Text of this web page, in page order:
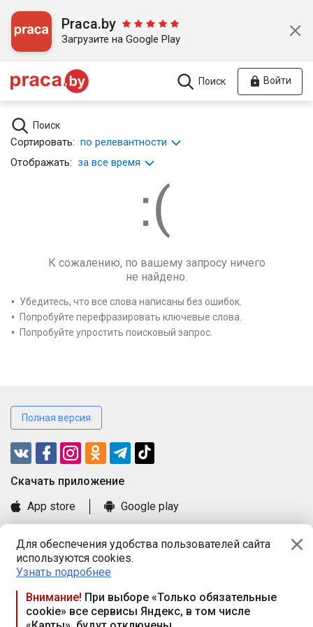
Для обеспечения удобства пользователей сайта
используются cookies.
Узнать подробнее
Внимание! При выборе «Только обязательные
cookie» все сервисы Яндекс, в том числе
Praca.by
Загрузите на Google Play
Поиск Войти
Поиск
Сортировать: по релевантности
Отображать: за все время
К сожалению, по вашему запросу ничего
не найдено.
Убедитесь, что все слова написаны без ошибок.
Попробуйте перефразировать ключевые слова.
Попробуйте упростить поисковый запрос.
Полная версия
Cкачать приложение
App store
Google play
Книга замечаний и предложений
Правила и документы
Praca.by © 2000—2026, ООО «ПРАЦА БАЙ»
Республика Беларусь, 220114, г. Минск, пр-т Независимости
117а, пом. № 9.